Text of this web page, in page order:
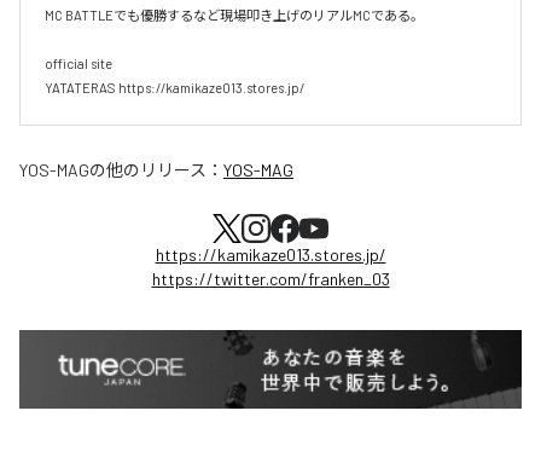
MC BATTLEでも優勝するなど現場叩き上げのリアルMCである。
official site
YATATERAS https://kamikaze013.stores.jp/
YOS-MAGの他のリリース： YOS-MAG
https://kamikaze013.stores.jp/
https://twitter.com/franken_03